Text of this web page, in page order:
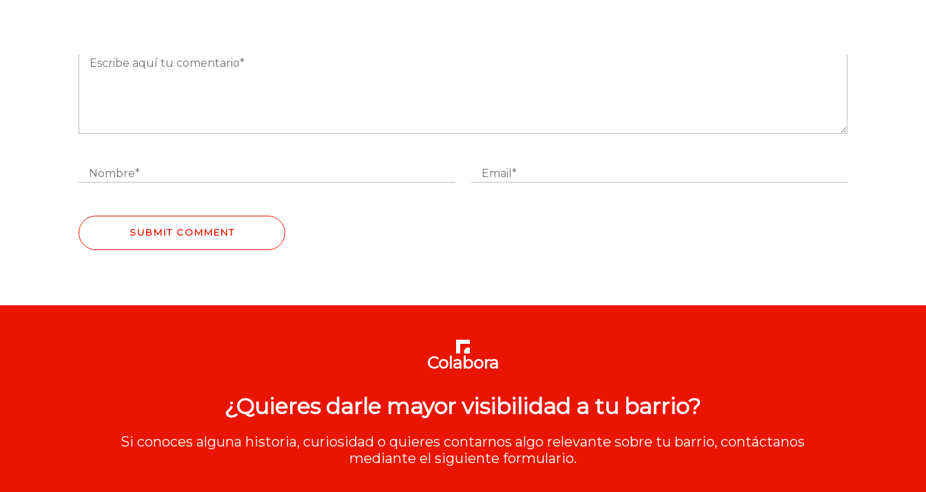
Colabora
¿Quieres darle mayor visibilidad a tu barrio?
Si conoces alguna historia, curiosidad o quieres contarnos algo relevante sobre tu barrio, contáctanos
mediante el siguiente formulario.